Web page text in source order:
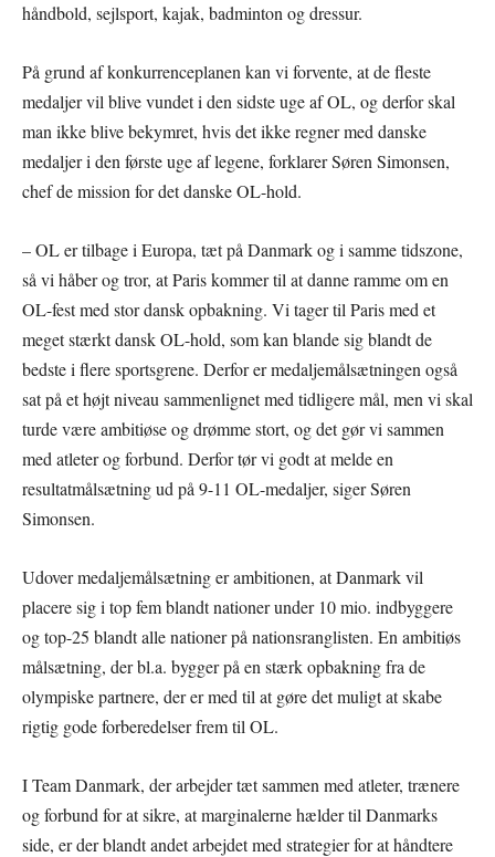
håndbold, sejlsport, kajak, badminton og dressur.
På grund af konkurrenceplanen kan vi forvente, at de fleste
medaljer vil blive vundet i den sidste uge af OL, og derfor skal
man ikke blive bekymret, hvis det ikke regner med danske
medaljer i den første uge af legene, forklarer Søren Simonsen,
chef de mission for det danske OL-hold.
– OL er tilbage i Europa, tæt på Danmark og i samme tidszone,
så vi håber og tror, at Paris kommer til at danne ramme om en
OL-fest med stor dansk opbakning. Vi tager til Paris med et
meget stærkt dansk OL-hold, som kan blande sig blandt de
bedste i flere sportsgrene. Derfor er medaljemålsætningen også
sat på et højt niveau sammenlignet med tidligere mål, men vi skal
turde være ambitiøse og drømme stort, og det gør vi sammen
med atleter og forbund. Derfor tør vi godt at melde en
resultatmålsætning ud på 9-11 OL-medaljer, siger Søren
Simonsen.
Udover medaljemålsætning er ambitionen, at Danmark vil
placere sig i top fem blandt nationer under 10 mio. indbyggere
og top-25 blandt alle nationer på nationsranglisten. En ambitiøs
målsætning, der bl.a. bygger på en stærk opbakning fra de
olympiske partnere, der er med til at gøre det muligt at skabe
rigtig gode forberedelser frem til OL.
I Team Danmark, der arbejder tæt sammen med atleter, trænere
og forbund for at sikre, at marginalerne hælder til Danmarks
side, er der blandt andet arbejdet med strategier for at håndtere